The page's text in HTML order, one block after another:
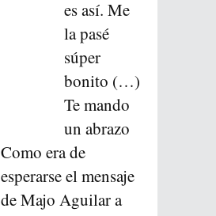
es así. Me
la pasé
súper
bonito (…)
Te mando
un abrazo
Como era de
esperarse el mensaje
de Majo Aguilar a